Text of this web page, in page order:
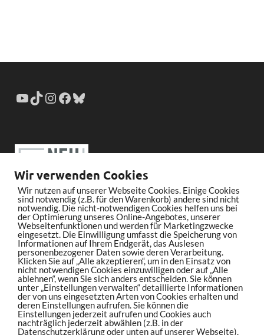
Wir verwenden Cookies
Wir nutzen auf unserer Webseite Cookies. Einige Cookies
sind notwendig (z.B. für den Warenkorb) andere sind nicht
notwendig. Die nicht-notwendigen Cookies helfen uns bei
der Optimierung unseres Online-Angebotes, unserer
Webseitenfunktionen und werden für Marketingzwecke
eingesetzt. Die Einwilligung umfasst die Speicherung von
Informationen auf Ihrem Endgerät, das Auslesen
personenbezogener Daten sowie deren Verarbeitung.
Klicken Sie auf „Alle akzeptieren“, um in den Einsatz von
nicht notwendigen Cookies einzuwilligen oder auf „Alle
ablehnen“, wenn Sie sich anders entscheiden. Sie können
unter „Einstellungen verwalten“ detaillierte Informationen
der von uns eingesetzten Arten von Cookies erhalten und
deren Einstellungen aufrufen. Sie können die
Einstellungen jederzeit aufrufen und Cookies auch
nachträglich jederzeit abwählen (z.B. in der
Datenschutzerklärung oder unten auf unserer Webseite).